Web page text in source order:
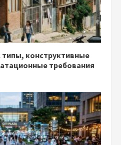
конструктивные
требования